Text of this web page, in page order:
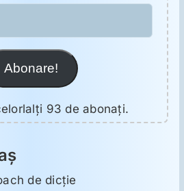
Abonare!
93 de abonați.
de dicție